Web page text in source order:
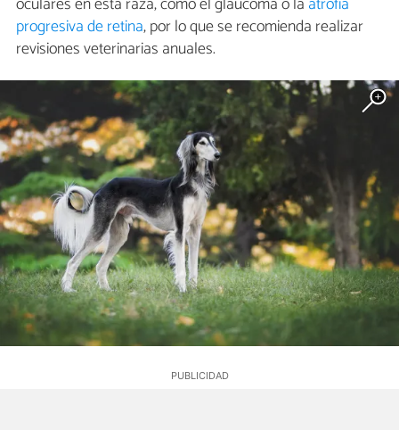
progresiva de retina, por lo que se recomienda realizar
revisiones veterinarias anuales.